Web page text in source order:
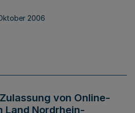
2006
von Online-
Land Nordrhein-